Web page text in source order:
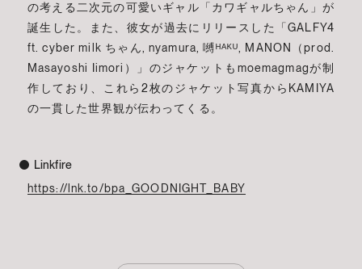
の考える二次元の可愛いギャル「カワギャルちゃん」が
誕生した。また、彼女が過去にリリースした「GALFY4
ft. cyber milk ちゃん, nyamura, 嚩ᴴᴬᴷᵁ, MANON（prod.
Masayoshi Iimori）」のジャケットもmoemagmagが制
作しており、これら2枚のジャケット写真からKAMIYA
の一貫した世界観が伝わってくる。
Linkfire
https://lnk.to/bpa_GOODNIGHT_BABY